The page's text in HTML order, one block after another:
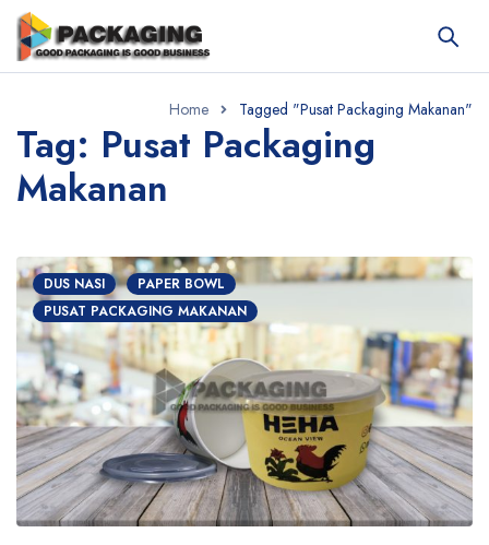
Home Tagged "Pusat Packaging Makanan"
Tag: Pusat Packaging
Makanan
DUS NASI
PAPER BOWL
PUSAT PACKAGING MAKANAN